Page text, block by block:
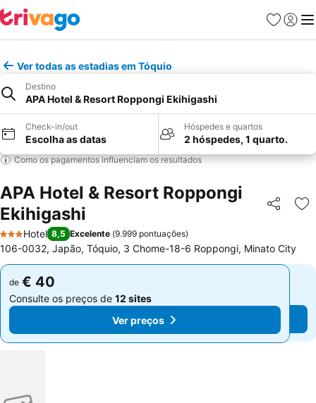
Favoritos
Iniciar
Ver todas as estadias em Tóquio
Destino
APA Hotel & Resort Roppongi Ekihigashi
Check-in/out
Escolha as datas
Hóspedes e quartos
2 hóspedes, 1 quarto.
Como os pagamentos influenciam os resultados
APA Hotel & Resort Roppongi
Ekihigashi
Partilhar
3 Estrelas
Hotel 8,5 Excelente (9.999 pontuações)
106-0032, Japão, Tóquio, 3 Chome-18-6 Roppongi, Minato City
de € 40
Consulte os preços de 12 sites
Ver preços
de € 40
Consulte os preços de 12 sites
Ver preços